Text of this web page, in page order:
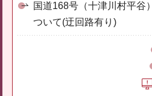
国道168号（十津川村平谷
ついて(迂回路有り)